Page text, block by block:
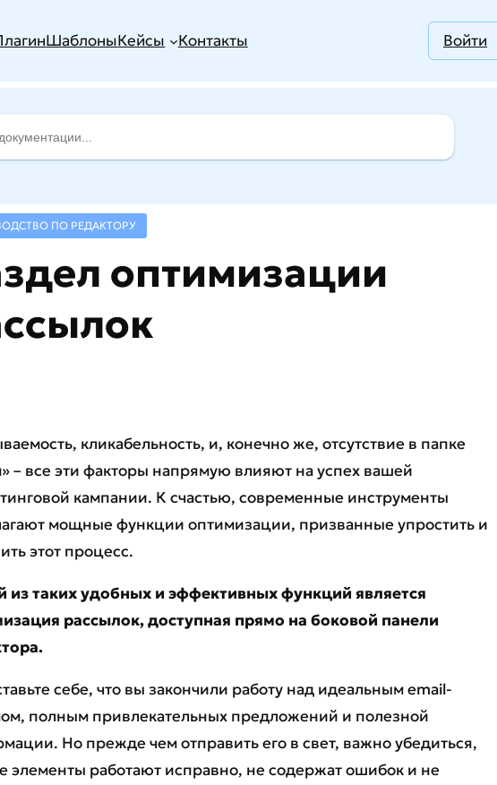
ШаблоныКейсы Контакты Войти
ПО РЕДАКТОРУ
оптимизации
кликабельность, и, конечно же, отсутствие в папке
– все эти факторы напрямую влияют на успех вашей
кампании. К счастью, современные инструменты
мощные функции оптимизации, призванные упростить и
этот процесс.
из таких удобных и эффективных функций является
рассылок, доступная прямо на боковой панели
себе, что вы закончили работу над идеальным email-
полным привлекательных предложений и полезной
Но прежде чем отправить его в свет, важно убедиться,
элементы работают исправно, не содержат ошибок и не